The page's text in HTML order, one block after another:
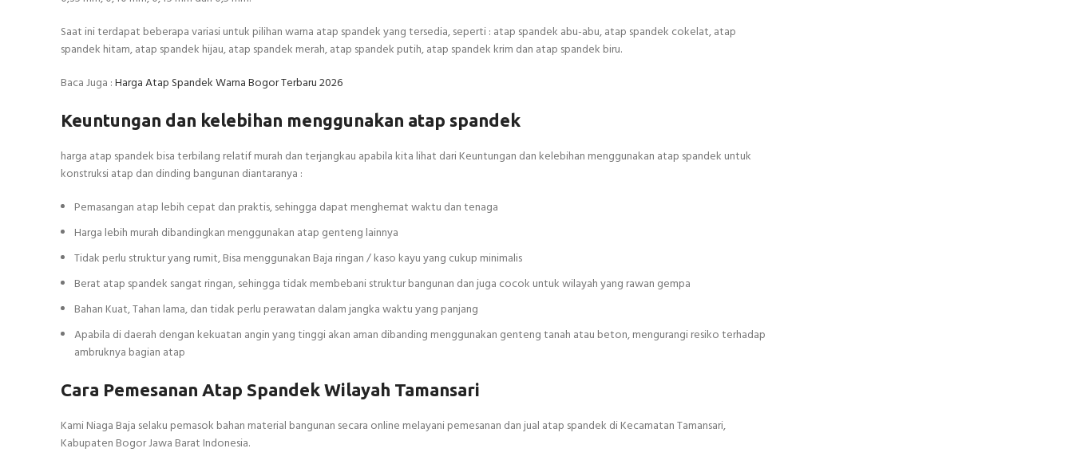
Saat ini terdapat beberapa variasi untuk pilihan warna atap spandek yang tersedia, seperti : atap spandek abu-abu, atap spandek cokelat, atap
spandek hitam, atap spandek hijau, atap spandek merah, atap spandek putih, atap spandek krim dan atap spandek biru.
Baca Juga :Harga Atap Spandek Warna Bogor Terbaru 2026
Keuntungan dan kelebihan menggunakan atap spandek
harga atap spandek bisa terbilang relatif murah dan terjangkau apabila kita lihat dari Keuntungan dan kelebihan menggunakan atap spandek untuk
konstruksi atap dan dinding bangunan diantaranya :
Pemasangan atap lebih cepat dan praktis, sehingga dapat menghemat waktu dan tenaga
Harga lebih murah dibandingkan menggunakan atap genteng lainnya
Tidak perlu struktur yang rumit, Bisa menggunakan Baja ringan / kaso kayu yang cukup minimalis
Berat atap spandek sangat ringan, sehingga tidak membebani struktur bangunan dan juga cocok untuk wilayah yang rawan gempa
Bahan Kuat, Tahan lama, dan tidak perlu perawatan dalam jangka waktu yang panjang
Apabila di daerah dengan kekuatan angin yang tinggi akan aman dibanding menggunakan genteng tanah atau beton, mengurangi resiko terhadap
ambruknya bagian atap
Cara Pemesanan Atap Spandek Wilayah Tamansari
Kami Niaga Baja selaku pemasok bahan material bangunan secara online melayani pemesanan dan jual atap spandek di Kecamatan Tamansari,
Kabupaten Bogor Jawa Barat Indonesia.